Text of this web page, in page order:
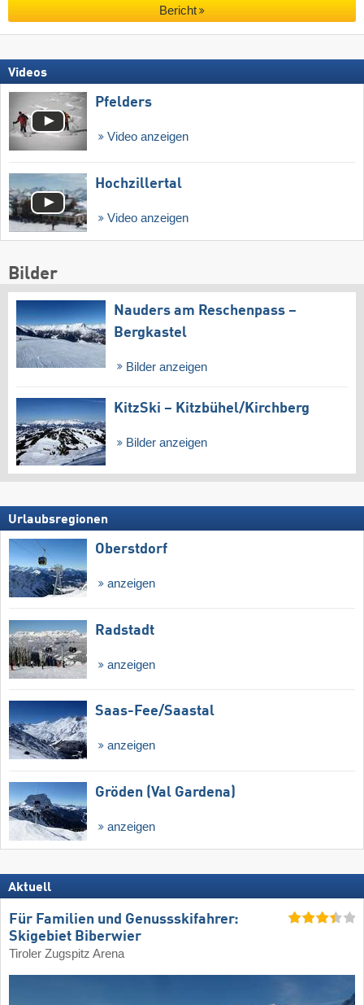
Bericht
Videos
Pfelders
Video anzeigen
Hochzillertal
Video anzeigen
Bilder
Nauders am Reschenpass –
Bergkastel
Bilder anzeigen
KitzSki – Kitzbühel/​Kirchberg
Bilder anzeigen
Urlaubsregionen
Oberstdorf
anzeigen
Radstadt
anzeigen
Saas-Fee/​Saastal
anzeigen
Gröden (Val Gardena)
anzeigen
Aktuell
Für Familien und Genussskifahrer:
Skigebiet Biberwier
Tiroler Zugspitz Arena